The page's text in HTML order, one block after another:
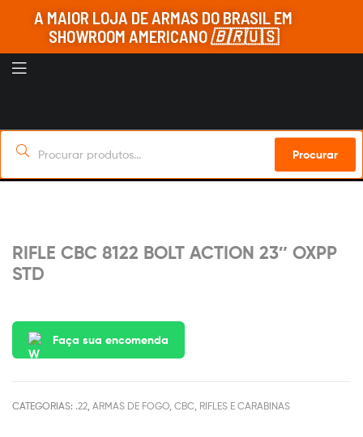
A MAIOR LOJA DE ARMAS DO BRASIL EM
SHOWROOM AMERICANO🇧🇷🇺🇸
Procurar
RIFLE CBC 8122 BOLT ACTION 23″ OXPP
STD
Faça sua encomenda
CATEGORIAS: .22 ARMAS DE FOGO CBC RIFLES E CARABINAS